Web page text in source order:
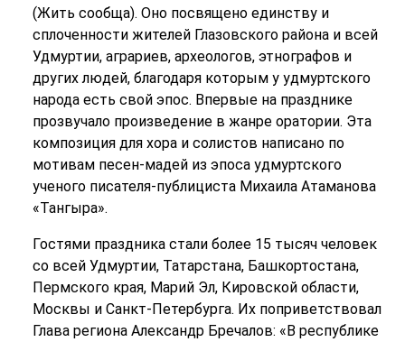
(Жить сообща). Оно посвящено единству и
сплоченности жителей Глазовского района и всей
Удмуртии, аграриев, археологов, этнографов и
других людей, благодаря которым у удмуртского
народа есть свой эпос. Впервые на празднике
прозвучало произведение в жанре оратории. Эта
композиция для хора и солистов написано по
мотивам песен-мадей из эпоса удмуртского
ученого писателя-публициста Михаила Атаманова
«Тангыра».
Гостями праздника стали более 15 тысяч человек
со всей Удмуртии, Татарстана, Башкортостана,
Пермского края, Марий Эл, Кировской области,
Москвы и Санкт-Петербурга. Их поприветствовал
Глава региона Александр Бречалов: «В республике